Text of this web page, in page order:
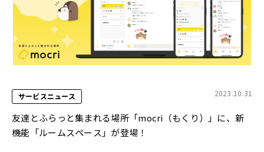
サービスニュース 2023.10.31
友達とふらっと集まれる場所「mocri（もくり）」に、新
機能「ルームスペース」が登場！